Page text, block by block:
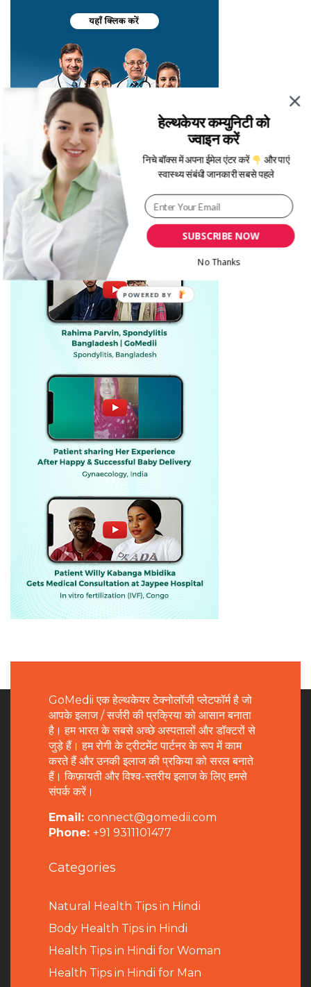
GoMedii एक हेल्थकेयर टेक्नोलॉजी प्लेटफॉर्म है जो
आपके इलाज / सर्जरी की प्रक्रिया को आसान बनाता
है। हम भारत के सबसे अच्छे अस्पतालों और डॉक्टरों से
जुड़े हैं। हम रोगी के ट्रीटमेंट पार्टनर के रूप में काम
करते हैं और उनकी इलाज की प्रकिया को सरल बनाते
हैं। किफ़ायती और विश्व-स्तरीय इलाज के लिए हमसे
संपर्क करें।
Email: connect@gomedii.com
Phone: +91 9311101477
Categories
Natural Health Tips in Hindi
Body Health Tips in Hindi
Health Tips in Hindi for Woman
Health Tips in Hindi for Man
SUBSCRIBE NOW
हेल्थकेयर कम्युनिटी को
ज्वाइन करें
निचे बॉक्स में अपना ईमेल एंटर करें और पाएं
स्वास्थ्य संबंधी जानकारी सबसे पहले
No Thanks
POWERED BY